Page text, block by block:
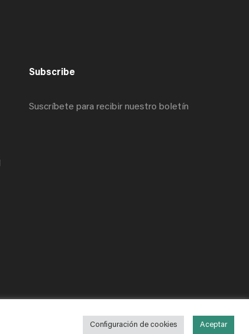
Subscribe
Suscríbete para recibir nuestro boletín
Configuración de cookies Aceptar